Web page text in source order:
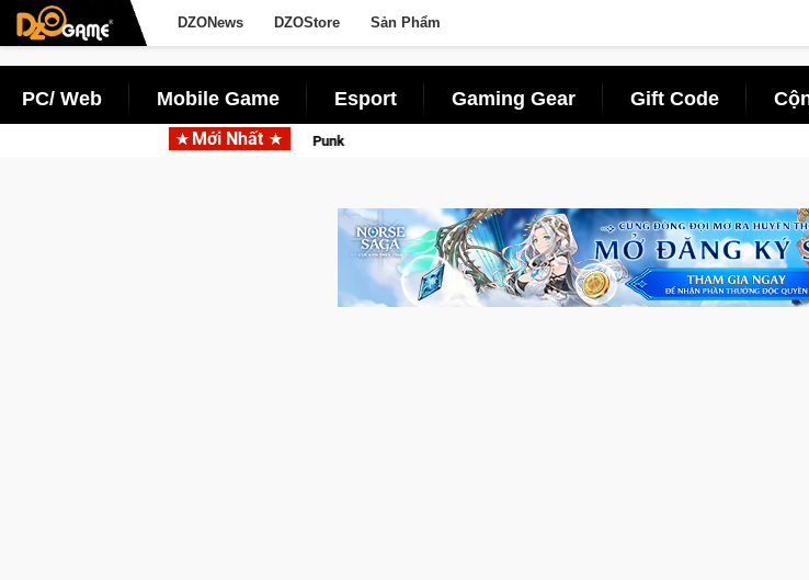
DZONews DZOStore Sản Phẩm
PC/ Web Mobile Game Esport Gaming Gear Gift Code
Mới NhấtGarena hợp tác cùng Pocketpair đưa bom tấn săn thú sinh tồn lên di động với tên gọi